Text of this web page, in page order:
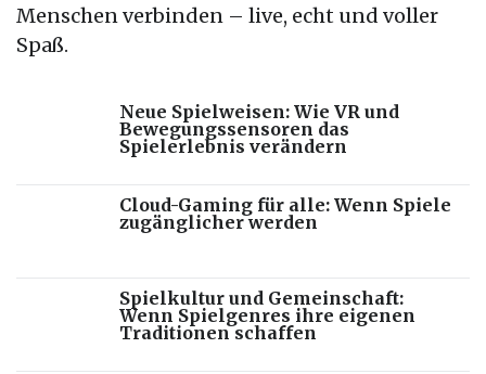
Menschen verbinden – live, echt und voller
Spaß.
Neue Spielweisen: Wie VR und
Bewegungssensoren das
Spielerlebnis verändern
Cloud-Gaming für alle: Wenn Spiele
zugänglicher werden
Spielkultur und Gemeinschaft:
Wenn Spielgenres ihre eigenen
Traditionen schaffen